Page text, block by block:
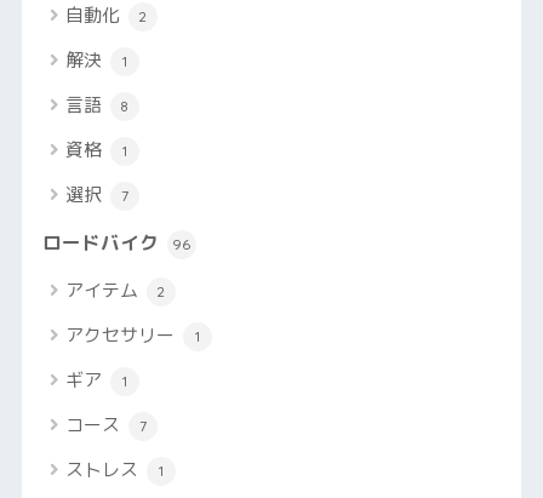
自動化 2
解決 1
言語 8
資格 1
選択 7
ロードバイク 96
アイテム 2
アクセサリー 1
ギア 1
コース 7
ストレス 1